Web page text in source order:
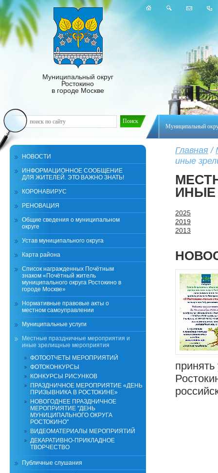
Муниципальный
Муниципальный округ
Ростокино
в городе Москве
Главная /
иные
ИНЫЕ
2025
2019
2013
НОВОСТИ
ИНФОРМАЦИОННОЕ СООБЩЕНИЕ
ДЛЯ ЖИТЕЛЕЙ. ЭТО ВАЖНО ЗНАТЬ!
КОРОНАВИРУС
РЕНОВАЦИЯ
Общие сведения о муниципальном
округе
Устав муниципального округа
Карта района
Список награжденных Почётным
знаком «Почётный житель
муниципального округа Ростокино в
городе Москве»
Нормативные правовые акты о
местном самоуправлении
Муниципальные услуги
Местные праздничные мероприятия и
иные зрелищные мероприятия
ФОТООТЧЕТЫ МЕРОПРИЯТИЙ
ФОТОКОНКУРСЫ
КОНКУРСЫ РИСУНКОВ
ПРАЗДНИЧНОЕ МЕРОПРИЯТИЕ «ДЕНЬ
ПРИЗЫВНИКА В РОСТОКИНЕ»
НОВОГОДНЕЕ ПРАЗДНИЧНОЕ
МЕРОПРИЯТИЕ "ДЕНЬ
МУНИЦИПАЛЬНОГО ОКРУГА
РОСТОКИНО"
ВИДЕОМАТЕРИАЛЫ МЕРОПРИЯТИЙ
ДЕКАРАТИВНО-ПРИКЛАДНОЕ
ТВОРЧЕСТВО
Публичные слушания